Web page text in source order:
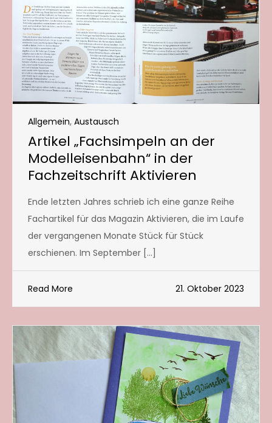
Allgemein, Austausch
Artikel „Fachsimpeln an der
Modelleisenbahn“ in der
Fachzeitschrift Aktivieren
Ende letzten Jahres schrieb ich eine ganze Reihe
Fachartikel für das Magazin Aktivieren, die im Laufe
der vergangenen Monate Stück für Stück
erschienen. Im September […]
Read More 21. Oktober 2023